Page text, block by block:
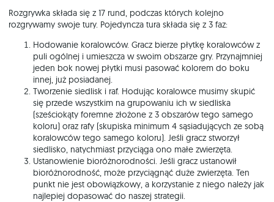
Rozgrywka składa się z 17 rund, podczas których kolejno
rozgrywamy swoje tury. Pojedyncza tura składa się z 3 faz:
Hodowanie koralowców. Gracz bierze płytkę koralowców z
puli ogólnej i umieszcza w swoim obszarze gry. Przynajmniej
jeden bok nowej płytki musi pasować kolorem do boku
innej, już posiadanej.
Tworzenie siedlisk i raf. Hodując koralowce musimy skupić
się przede wszystkim na grupowaniu ich w siedliska
(sześciokąty foremne złożone z 3 obszarów tego samego
koloru) oraz rafy (skupiska minimum 4 sąsiadujących ze sobą
koralowców tego samego koloru). Jeśli gracz stworzył
siedlisko, natychmiast przyciąga ono małe zwierzęta.
Ustanowienie bioróżnorodności. Jeśli gracz ustanowił
bioróżnorodność, może przyciągnąć duże zwierzęta. Ten
punkt nie jest obowiązkowy, a korzystanie z niego należy jak
najlepiej dopasować do naszej strategii.